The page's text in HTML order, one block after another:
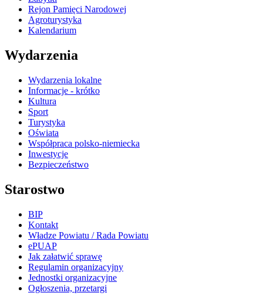
Rejon Pamięci Narodowej
Agroturystyka
Kalendarium
Wydarzenia
Wydarzenia lokalne
Informacje - krótko
Kultura
Sport
Turystyka
Oświata
Współpraca polsko-niemiecka
Inwestycje
Bezpieczeństwo
Starostwo
BIP
Kontakt
Władze Powiatu / Rada Powiatu
ePUAP
Jak załatwić sprawę
Regulamin organizacyjny
Jednostki organizacyjne
Ogłoszenia, przetargi